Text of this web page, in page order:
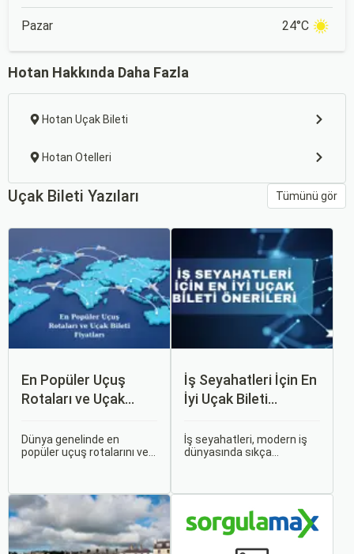
Pazar 24°C
Hotan Hakkında Daha Fazla
Hotan Uçak Bileti
Hotan Otelleri
Uçak Bileti Yazıları Tümünü gör
En Popüler Uçuş
Rotaları ve Uçak
Dünya genelinde en
popüler uçuş rotalarını ve
kapsamlı bir konudur. En
popüler rotalar, çeşitli
faktörlere bağlı olarak
değişebilir; bunlar arasında
İş Seyahatleri İçin En
İyi Uçak Bileti
İş seyahatleri, modern iş
dünyasında sıkça
bileti seçimi, seyahatinizin
başarısını doğrudan